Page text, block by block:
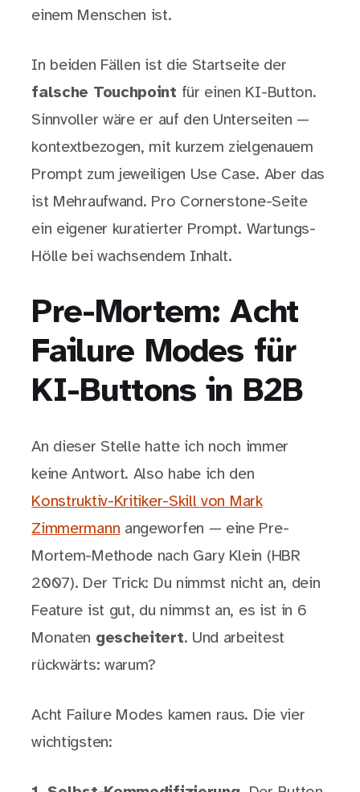
einem Menschen ist.
In beiden Fällen ist die Startseite der
falsche Touchpoint für einen KI-Button.
Sinnvoller wäre er auf den Unterseiten —
kontextbezogen, mit kurzem zielgenauem
Prompt zum jeweiligen Use Case. Aber das
ist Mehraufwand. Pro Cornerstone-Seite
ein eigener kuratierter Prompt. Wartungs-
Hölle bei wachsendem Inhalt.
Pre-Mortem: Acht
Failure Modes für
KI-Buttons in B2B
An dieser Stelle hatte ich noch immer
keine Antwort. Also habe ich den
Konstruktiv-Kritiker-Skill von Mark
Zimmermann angeworfen — eine Pre-
Mortem-Methode nach Gary Klein (HBR
2007). Der Trick: Du nimmst nicht an, dein
Feature ist gut, du nimmst an, es ist in 6
Monaten gescheitert. Und arbeitest
rückwärts: warum?
Acht Failure Modes kamen raus. Die vier
wichtigsten: